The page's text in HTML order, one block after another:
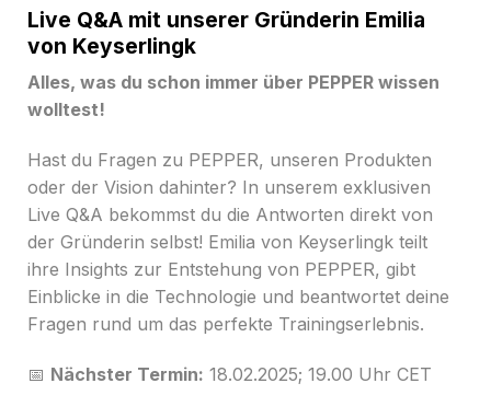
Live Q&A mit unserer Gründerin Emilia
von Keyserlingk
Alles, was du schon immer über PEPPER wissen
wolltest!
Hast du Fragen zu PEPPER, unseren Produkten
oder der Vision dahinter? In unserem exklusiven
Live Q&A bekommst du die Antworten direkt von
der Gründerin selbst! Emilia von Keyserlingk teilt
ihre Insights zur Entstehung von PEPPER, gibt
Einblicke in die Technologie und beantwortet deine
Fragen rund um das perfekte Trainingserlebnis.
📅 Nächster Termin: 18.02.2025; 19.00 Uhr CET